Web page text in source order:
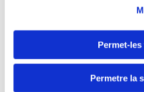
Permet-
Permetre la
protocol familiar i els estatuts.
a) Persones vinculades.
b) Conseqüències de la